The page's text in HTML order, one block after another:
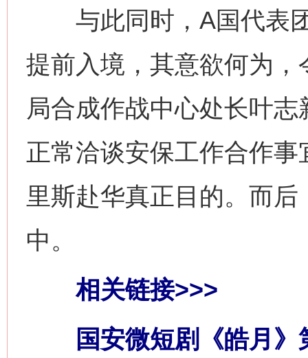
与此同时，A国代表团
提前入境，其意欲何为
局合成作战中心处长叶
正常洽谈安保工作合作
里斯赴华真正目的。而
中。
相关链接>>>
国安微短剧《皓月》